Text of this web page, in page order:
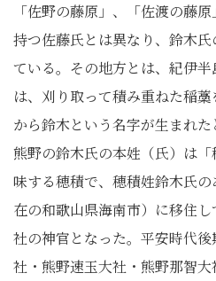
「佐野の藤原」、「佐渡の藤
持つ佐藤氏とは異なり、鈴木
ている。その地方とは、紀伊
は、刈り取って積み重ねた稲
から鈴木という名字が生まれた
熊野の鈴木氏の本姓（氏）は
味する穂積で、穂積姓鈴木氏
在の和歌山県海南市）に移住
社の神官となった。平安時代
社・熊野速玉大社・熊野那智